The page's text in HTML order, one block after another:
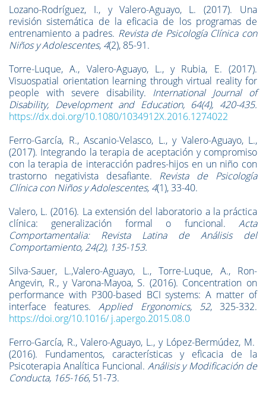
Lozano-Rodríguez, I., y Valero-Aguayo, L. (2017). Una
revisión sistemática de la eficacia de los programas de
entrenamiento a padres. Revista de Psicología Clínica con
Niños y Adolescentes, 4(2), 85-91.
Torre-Luque, A., Valero-Aguayo, L., y Rubia, E. (2017).
Visuospatial orientation learning through virtual reality for
people with severe disability. International Journal of
Disability, Development and Education, 64(4), 420-435.
https://dx.doi.org/10.1080/1034912X.2016.1274022
Ferro-García, R., Ascanio-Velasco, L., y Valero-Aguayo, L.,
(2017). Integrando la terapia de aceptación y compromiso
con la terapia de interacción padres-hijos en un niño con
trastorno negativista desafiante. Revista de Psicología
Clínica con Niños y Adolescentes, 4(1), 33-40.
Valero, L. (2016). La extensión del laboratorio a la práctica
clínica: generalización formal o funcional. Acta
Comportamentalia: Revista Latina de Análisis del
Comportamiento, 24(2), 135-153.
Silva-Sauer, L.,Valero-Aguayo, L., Torre-Luque, A., Ron-
Angevin, R., y Varona-Mayoa, S. (2016). Concentration on
performance with P300-based BCI systems: A matter of
interface features.Applied Ergonomics, 52, 325-332.
https://doi.org/10.1016/ j.apergo.2015.08.0
Ferro-García, R., Valero-Aguayo, L., y López-Bermúdez, M.
(2016). Fundamentos, características y eficacia de la
Psicoterapia Analítica Funcional. Análisis y Modificación de
Conducta, 165-166, 51-73.